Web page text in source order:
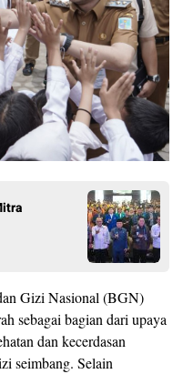
Gizi Nasional (BGN)
sebagai bagian dari upaya
dan kecerdasan
seimbang. Selain